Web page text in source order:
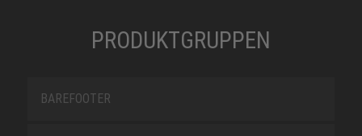
PRODUKTGRUPPEN
BAREFOOTER